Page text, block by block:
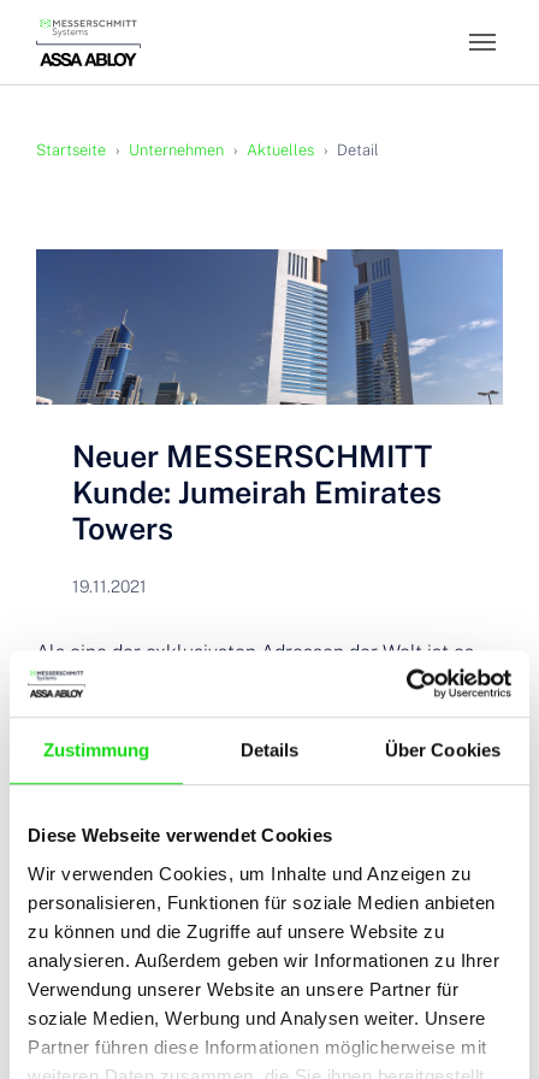
Zustimmung Details Über Cookies
Diese Webseite verwendet Cookies
Wir verwenden Cookies, um Inhalte und Anzeigen zu
personalisieren, Funktionen für soziale Medien anbieten
zu können und die Zugriffe auf unsere Website zu
analysieren. Außerdem geben wir Informationen zu Ihrer
Verwendung unserer Website an unsere Partner für
soziale Medien, Werbung und Analysen weiter. Unsere
Partner führen diese Informationen möglicherweise mit
Skip to main content
Startseite Unternehmen Aktuelles Detail
Neuer MESSERSCHMITT
Kunde: Jumeirah Emirates
Towers
19.11.2021
Als eine der exklusivsten Adressen der Welt ist es
uns eine besondere Ehre, das Emirates Towers Hotel
in Dubai bei MESSERSCHMITT Systems willkommen
zu heißen. Mit neuen individuell produzierten
Keycard- und Room Management-Systemen
umfassendes Technologie-Upgrade mit Komfort-
Funktionen der neusten Generation. Und da ein
zeitgemäßes, zukunftssicheres Hotel-Business auch
beim Thema Nachhaltigkeit vorangeht, orderte das
Emirates Towers 10.000 Exemplare von O-Key –
unserer ökologischen und hygienischen Keycard aus
FSC®-zertifiziertem Ginkgo-Holz. Wir freuen uns auf